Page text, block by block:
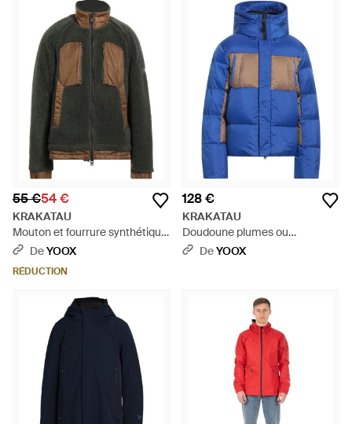
55 €54 €
KRAKATAU
Mouton et fourrure synthétique
- Vert
DeYOOX
RÉDUCTION
128 €
KRAKATAU
Doudoune plumes ou
synthétique - Bleu
DeYOOX